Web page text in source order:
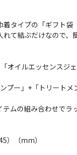
タイプの「ギフト袋
て結ぶだけなので
オイルエッセンスジ
プー」+「トリートメ
ムの組み合わせでラ
）（mm）